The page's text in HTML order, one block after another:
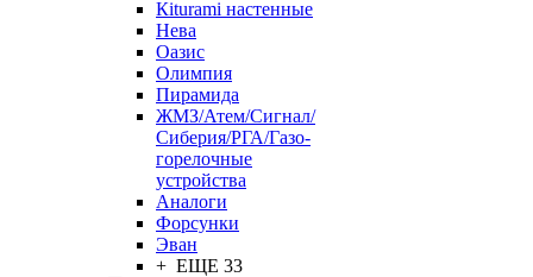
Кiturami настенные
Нева
Оазис
Олимпия
Пирамида
ЖМЗ/Атем/Сигнал/
Сиберия/РГА/Газо-
горелочные
устройства
Aналоги
Форсунки
Эван
+ ЕЩЕ 33